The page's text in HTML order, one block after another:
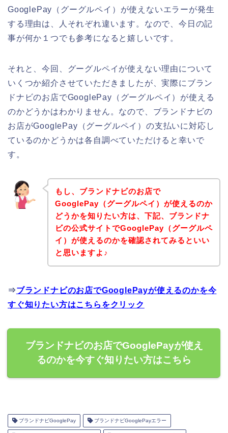
GooglePay（グーグルペイ）が使えないエラーが発生
する理由は、人それぞれ違います。なので、今日の記
事が何か１つでも参考になると嬉しいです。
それと、今回、グーグルペイが使えない理由について
いくつか紹介させていただきましたが、実際にブラン
ドナビのお店でGooglePay（グーグルペイ）が使える
のかどうかはわかりません。なので、ブランドナビの
お店がGooglePay（グーグルペイ）の支払いに対応し
ているのかどうかは各自調べていただけると幸いで
す。
もし、ブランドナビのお店で
GooglePay（グーグルペイ）が使えるのか
どうかを知りたい方は、下記、ブランドナ
ビの公式サイトでGooglePay（グーグルペ
イ）が使えるのかを確認されてみるといい
と思いますよ♪
⇒ブランドナビのお店でGooglePayが使えるのかを今
すぐ知りたい方はこちらをクリック
ブランドナビのお店でGooglePayが使え
るのかを今すぐ知りたい方はこちら
ブランドナビGooglePay ブランドナビGooglePayエラー